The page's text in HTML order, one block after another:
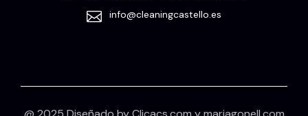
info@cleaningcastello.es